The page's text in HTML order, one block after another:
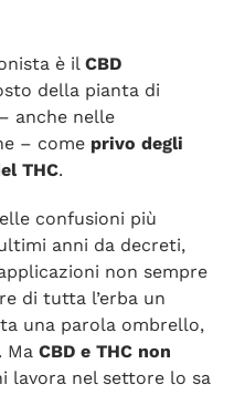
è il CBD
della pianta di
anche nelle
– come privo degli
THC.
confusioni più
anni da decreti,
non sempre
di tutta l’erba un
una parola ombrello,
Ma CBD e THC non
lavora nel settore lo sa